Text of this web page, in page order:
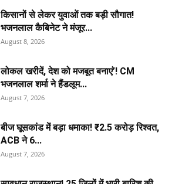
किसानों से लेकर युवाओं तक बड़ी सौगात!
भजनलाल कैबिनेट ने मंजूर...
August 8, 2026
लोकल खरीदें, देश को मजबूत बनाएं’! CM
भजनलाल शर्मा ने हैंडलूम...
August 7, 2026
बीज घूसकांड में बड़ा धमाका! ₹2.5 करोड़ रिश्वत,
ACB ने 6...
August 7, 2026